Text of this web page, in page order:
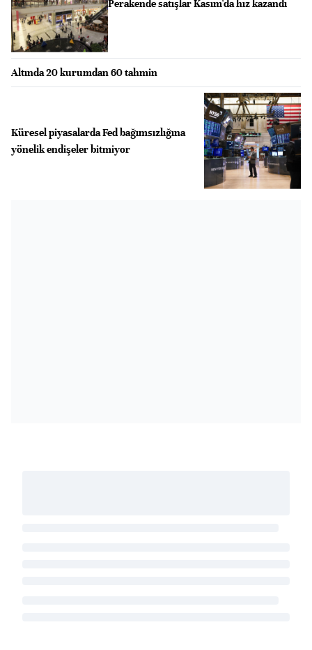
Perakende satışlar Kasım'da hız kazandı
Altında 20 kurumdan 60 tahmin
Küresel piyasalarda Fed bağımsızlığına
yönelik endişeler bitmiyor